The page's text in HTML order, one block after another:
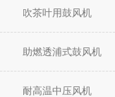
吹茶叶用鼓风机
助燃透浦式鼓风机
耐高温中压风机